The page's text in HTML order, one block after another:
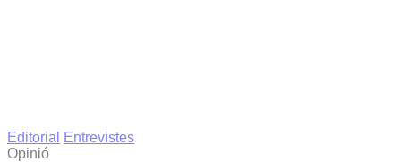
Editorial
Entrevistes
Opinió